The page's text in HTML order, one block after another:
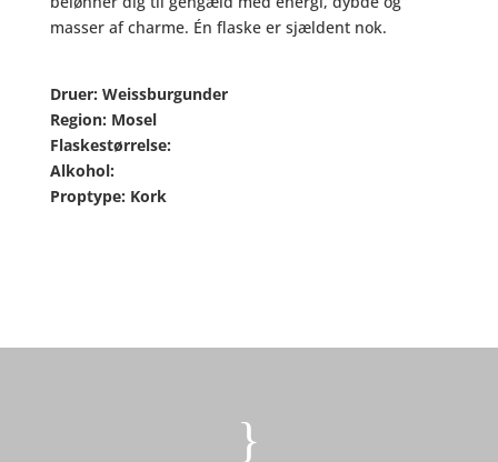
masser af charme. Én flaske er sjældent nok.
Druer: Weissburgunder
Region: Mosel
Flaskestørrelse:
Alkohol:
Proptype: Kork
}